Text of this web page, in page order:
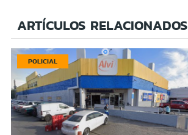
ARTÍCULOS RELACIONADOS
POLICIAL